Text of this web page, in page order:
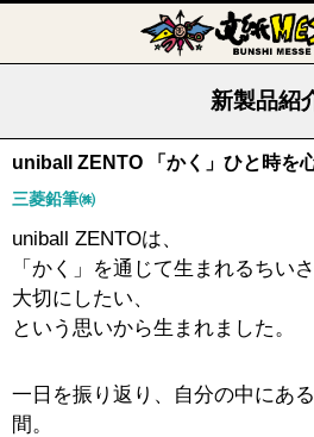
新製品紹
uniball ZENTO 「かく」ひと時を
三菱鉛筆㈱
uniball ZENTOは、
「かく」を通じて生まれるちい
大切にしたい、
という思いから生まれました。
一日を振り返り、自分の中にあ
間。